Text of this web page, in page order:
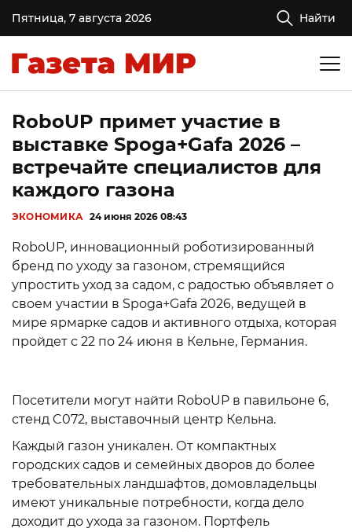
Пятница, 7 августа 2026 Найти
RoboUP примет участие в
выставке Spoga+Gafa 2026 –
встречайте специалистов для
каждого газона
ЭКОНОМИКА 24 июня 2026 08:43
RoboUP, инновационный роботизированный
бренд по уходу за газоном, стремящийся
упростить уход за садом, с радостью объявляет о
своем участии в Spoga+Gafa 2026, ведущей в
мире ярмарке садов и активного отдыха, которая
пройдет с 22 по 24 июня в Кельне, Германия.
Посетители могут найти RoboUP в павильоне 6,
стенд C072, выставочный центр Кельна.
Каждый газон уникален. От компактных
городских садов и семейных дворов до более
требовательных ландшафтов, домовладельцы
имеют уникальные потребности, когда дело
доходит до ухода за газоном. Портфель